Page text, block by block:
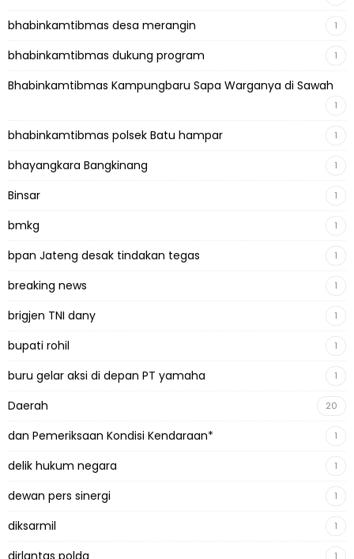
bhabinkamtibmas desa merangin 1
bhabinkamtibmas dukung program 1
Bhabinkamtibmas Kampungbaru Sapa Warganya di Sawah
1
bhabinkamtibmas polsek Batu hampar 1
bhayangkara Bangkinang 1
Binsar 1
bmkg 1
bpan Jateng desak tindakan tegas 1
breaking news 1
brigjen TNI dany 1
bupati rohil 1
buru gelar aksi di depan PT yamaha 1
Daerah 20
dan Pemeriksaan Kondisi Kendaraan* 1
delik hukum negara 1
dewan pers sinergi 1
diksarmil 1
1